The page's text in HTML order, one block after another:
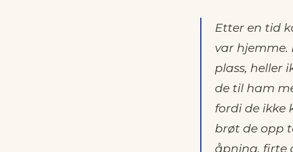
Etter en tid
var hjemme.
plass, heller
de til ham
fordi de ikke
brøt de opp
åpning, firte